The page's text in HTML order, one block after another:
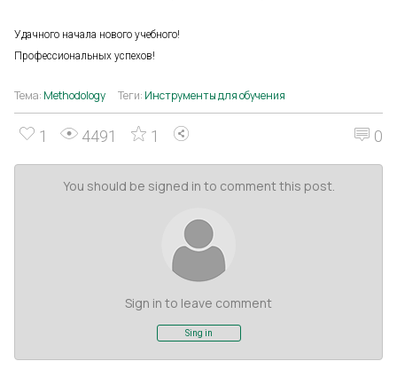
Удачного начала нового учебного!
Профессиональных успехов!
Тема: Methodology Теги: Инструменты для обучения
1 4491 1 0
You should be signed in to comment this post.
Sign in to leave comment
Sing in